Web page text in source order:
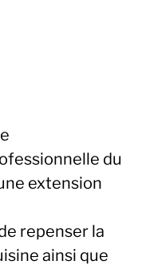
du
extension
repenser la
ainsi que